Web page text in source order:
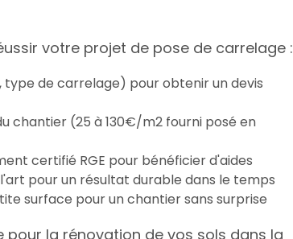
votre projet de pose de carrelage :
type de carrelage) pour obtenir un devis
chantier (25 à 130€/m2 fourni posé en
certifié RGE pour bénéficier d'aides
pour un résultat durable dans le temps
surface pour un chantier sans surprise
pour la rénovation de vos sols dans la